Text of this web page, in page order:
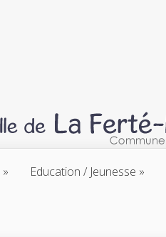
Education / Jeunesse